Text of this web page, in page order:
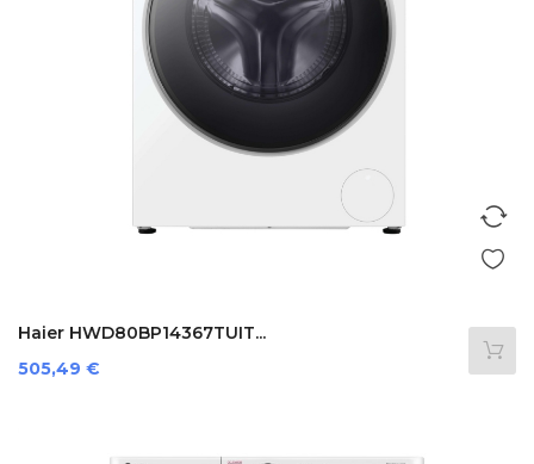
Haier HWD80BP14367TUIT...
Preis
505,49 €